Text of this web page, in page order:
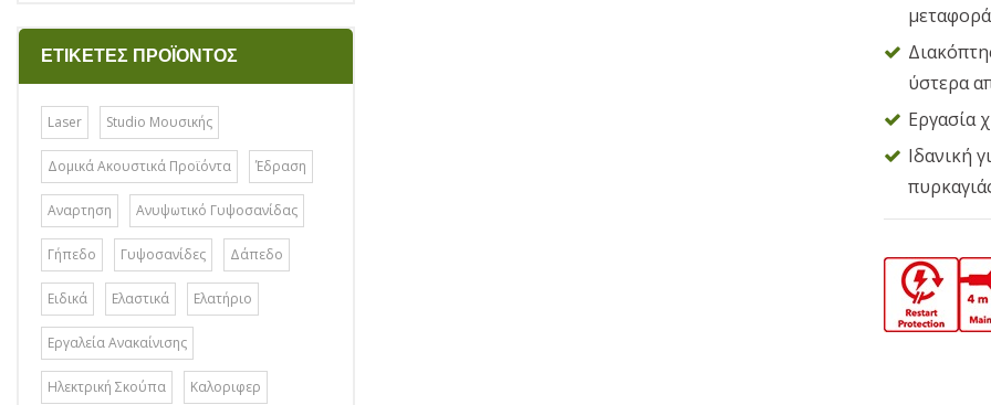
ΕΤΙΚΈΤΕΣ ΠΡΟΪΌΝΤΟΣ
Laser Studio Μουσικής
Δομικά Ακουστικά Προϊόντα Έδραση
Αναρτηση Ανυψωτικό Γυψοσανίδας
Γήπεδο Γυψοσανίδες Δάπεδο
Ειδικά Ελαστικά Ελατήριο
Εργαλεία Ανακαίνισης
Ηλεκτρική Σκούπα Καλοριφερ
μεταφορά
ύστερα
Εργασία
Ιδανική